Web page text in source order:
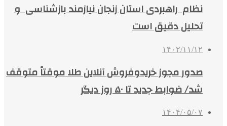
نظام راهبردی استان زنجان نیازمند بازشناسی و
تحلیل دقیق است
۱۴۰۲/۱۱/۱۲
صدور مجوز خریدوفروش آنلاین طلا موقتاً متوقف
شد/ ضوابط جدید تا ۵۰ روز دیگر
۱۴۰۴/۰۵/۰۷